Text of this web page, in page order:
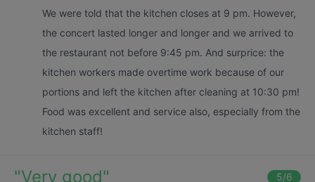
We were told that the kitchen closes at 9 pm. However,
the concert lasted longer and longer and we arrived to
the restaurant not before 9:45 pm. And surprice: the
kitchen workers made overtime work because of our
portions and left the kitchen after cleaning at 10:30 pm!
Food was excellent and service also, especially from the
kitchen staff!
"Very good" 5/6